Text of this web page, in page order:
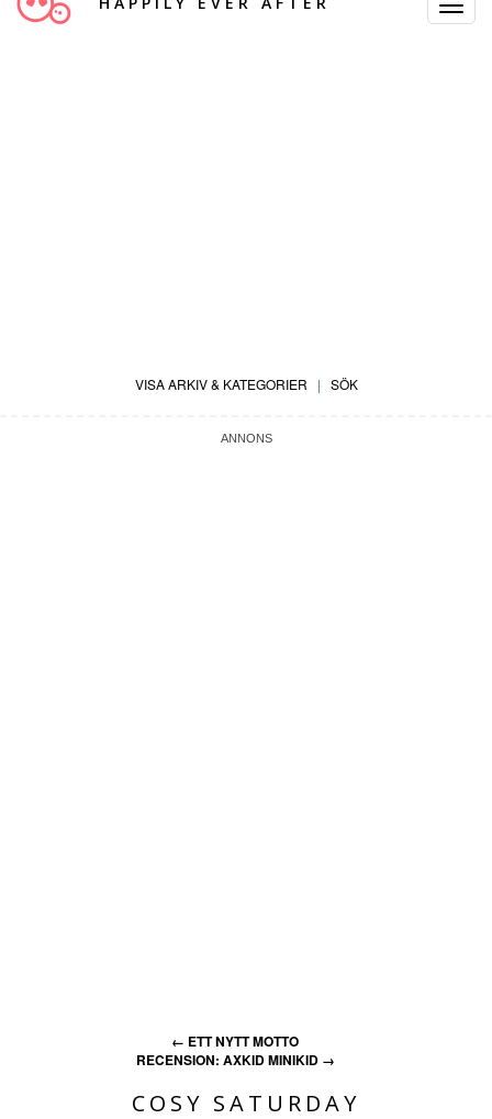
Toggle
VISA ARKIV & KATEGORIER | SÖK
← ETT NYTT MOTTO
RECENSION: AXKID MINIKID →
COSY SATURDAY